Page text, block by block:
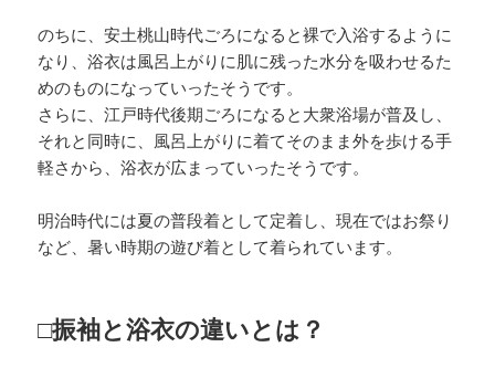
のちに、安土桃山時代ごろになると裸で入浴するように
なり、浴衣は風呂上がりに肌に残った水分を吸わせるた
めのものになっていったそうです。
さらに、江戸時代後期ごろになると大衆浴場が普及し、
それと同時に、風呂上がりに着てそのまま外を歩ける手
軽さから、浴衣が広まっていったそうです。
明治時代には夏の普段着として定着し、現在ではお祭り
など、暑い時期の遊び着として着られています。
□振袖と浴衣の違いとは？